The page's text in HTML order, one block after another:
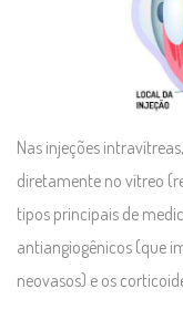
Nas injeções
diretamente no vítreo
tipos principais de
antiangiogênicos (que
neovasos) e os